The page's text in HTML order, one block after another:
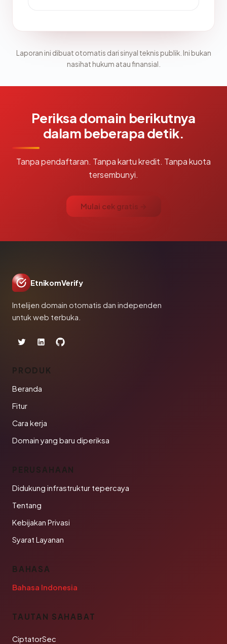
Laporan ini dibuat otomatis dari sinyal teknis publik. Ini bukan
nasihat hukum atau finansial.
Periksa domain berikutnya
dalam beberapa detik.
Tanpa pendaftaran. Tanpa kartu kredit. Tanpa kuota
tersembunyi.
Mulai cek gratis →
EtnikomVerify
Intelijen domain otomatis dan independen
untuk web terbuka.
PRODUK
Beranda
Fitur
Cara kerja
Domain yang baru diperiksa
PERUSAHAAN
Didukung infrastruktur tepercaya
Tentang
Kebijakan Privasi
Syarat Layanan
BAHASA
Bahasa Indonesia
TAUTAN SAHABAT
CiptatorSec